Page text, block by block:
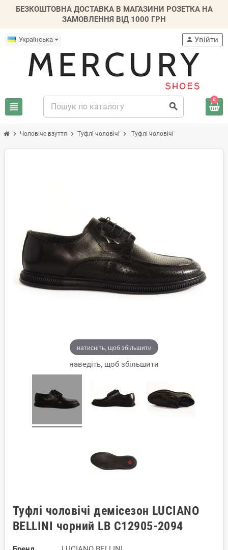
БЕЗКОШТОВНА ДОСТАВКА В МАГАЗИНИ РОЗЕТКА НА
ЗАМОВЛЕННЯ ВІД 1000 ГРН
Українська
view_headline search
person Увійти
0
chevron_right Чоловіче взуття chevron_right Туфлі чоловічі chevron_right Туфлі чоловічі
натисніть, щоб збільшити
наведіть, щоб збільшити
Туфлі чоловічі демісезон LUCIANO
BELLINI чорний LB C12905-2094